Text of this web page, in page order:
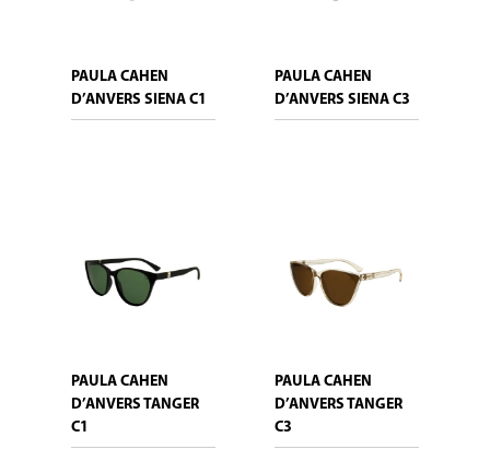
PAULA CAHEN
D’ANVERS SIENA C1
PAULA CAHEN
D’ANVERS SIENA C3
PAULA CAHEN
D’ANVERS TANGER
C1
PAULA CAHEN
D’ANVERS TANGER
C3